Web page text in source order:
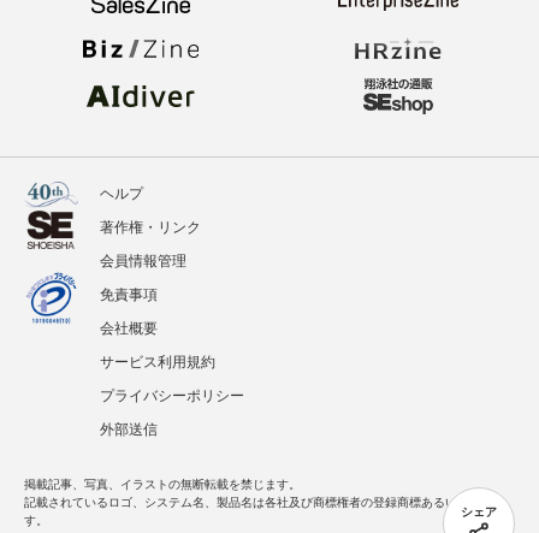
シェア
ヘルプ
著作権・リンク
会員情報管理
免責事項
会社概要
サービス利用規約
プライバシーポリシー
外部送信
掲載記事、写真、イラストの無断転載を禁じます。
記載されているロゴ、システム名、製品名は各社及び商標権者の登録商標あるいは商標で
す。